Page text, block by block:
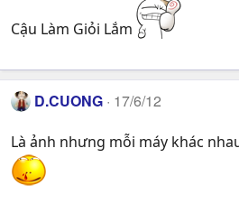
Cậu Làm Giỏi Lắm
D.CUONG 17/6/12
Là ảnh nhưng mỗi máy khác